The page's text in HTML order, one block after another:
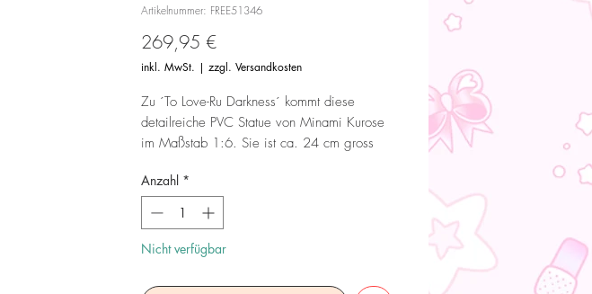
Artikelnummer: FREE51346
269,95 €Preis
inkl. MwSt. | zzgl. Versandkosten
Zu ´To Love-Ru Darkness´ kommt diese
detailreiche PVC Statue von Minami Kurose
im Maßstab 1:6. Sie ist ca. 24 cm gross
geliefert.
Achtung! Dieses Produkt ist kein Spielzeug.
Es ist für Sammler ab 15+ Jahren geeignet.
Anzahl *
Nicht verfügbar